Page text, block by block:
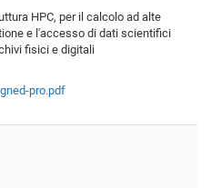
HPC, per il calcolo ad alte
e l'accesso di dati scientifici
fisici e digitali
pro.pdf